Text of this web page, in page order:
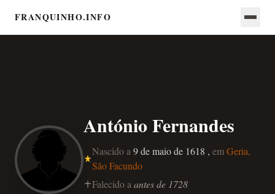
FRANQUINHO.INFO
António Fernandes
Nascido a 9 de maio de 1618 , emGeria,
São Facundo
Falecido a antes de 1728